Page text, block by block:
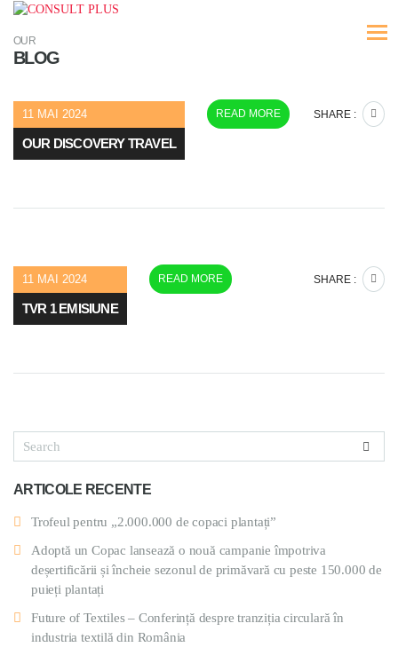
OUR
BLOG
11 MAI 2024
OUR DISCOVERY TRAVEL
READ MORE SHARE :
11 MAI 2024
TVR 1 EMISIUNE
READ MORE SHARE :
ARTICOLE RECENTE
Trofeul pentru „2.000.000 de copaci plantați”
Adoptă un Copac lansează o nouă campanie împotriva
deșertificării și încheie sezonul de primăvară cu peste 150.000 de
puieți plantați
Future of Textiles – Conferință despre tranziția circulară în
industria textilă din România